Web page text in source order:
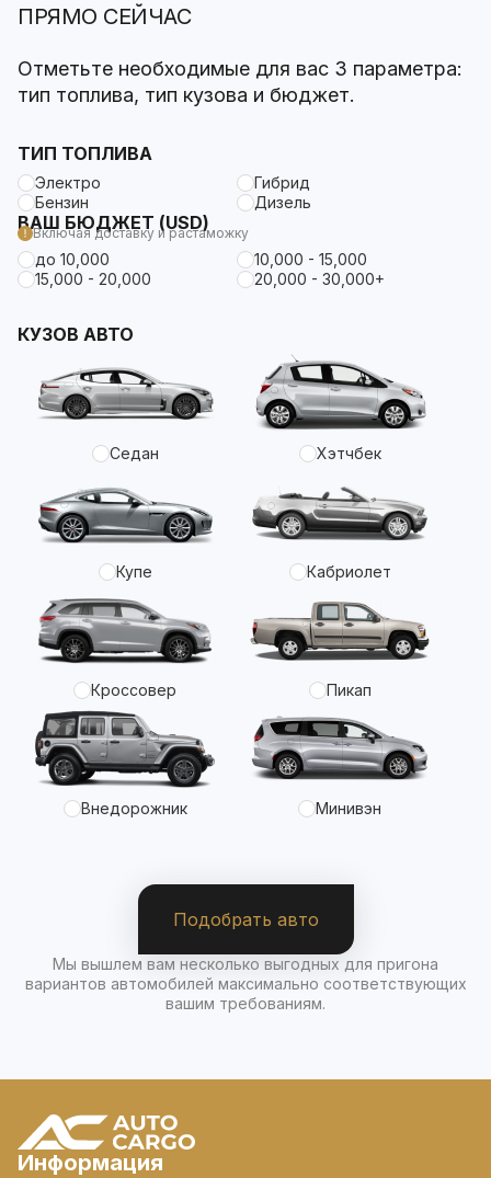
ПРЯМО СЕЙЧАС
Отметьте необходимые для вас 3 параметра:
тип топлива, тип кузова и бюджет.
ТИП ТОПЛИВА
Электро
Гибрид
Бензин
Дизель
ВАШ БЮДЖЕТ (USD)
Включая доставку и растаможку
до 10,000
10,000 - 15,000
15,000 - 20,000
20,000 - 30,000+
КУЗОВ АВТО
Седан Хэтчбек
Купе Кабриолет
Кроссовер Пикап
Внедорожник Минивэн
Подобрать авто
Мы вышлем вам несколько выгодных для пригона
вариантов автомобилей максимально соответствующих
вашим требованиям.
Информация